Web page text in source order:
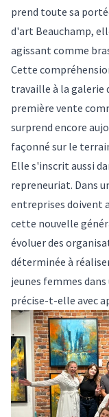
prend toute sa
d'art Beauchamp,
agissant comme
Cette
travaille à la galerie
première vente
surprend encore
façonné sur le
Elle s'inscrit aussi
repreneuriat. Dans
entreprises doivent
cette nouvelle
évoluer des
déterminée à
jeunes femmes
précise-t-elle avec